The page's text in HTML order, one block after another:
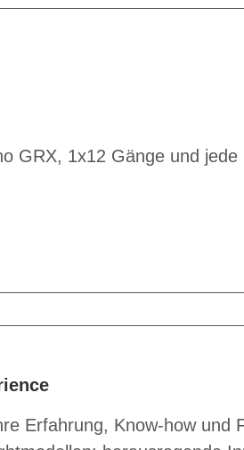
GRX, 1x12 Gänge und jede
Erfahrung, Know-how und